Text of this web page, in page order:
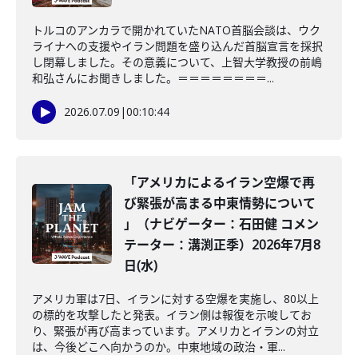
トルコのアンカラで開かれていたNATO首脳会談は、ウク
ライナへの支援やイラン問題を盛り込んだ首脳宣言を採択
し閉幕しました。その意義について、上智大学教授の前嶋
和弘さんにお聞きしました。＝＝＝＝＝＝＝＝...
2026.07.09 |00:10:44
「アメリカによるイラン空爆で再
び緊張が高まる中東情勢について
」（ナビゲーター：石田健 コメン
テーター：溝渕正季）2026年7月8
日(水)
アメリカ軍は7日、イランに対する空爆を実施し、80以上
の標的を攻撃したと発表。イラン側は報復を示唆してお
り、緊張が再び高まっています。アメリカとイランの対立
は、今後どこへ向かうのか。中東地域の政治・軍...